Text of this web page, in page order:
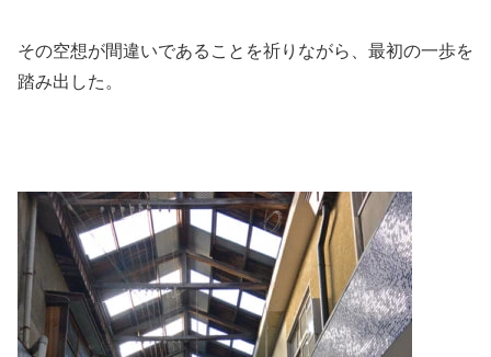
その空想が間違いであることを祈りながら、最初の一歩を
踏み出した。